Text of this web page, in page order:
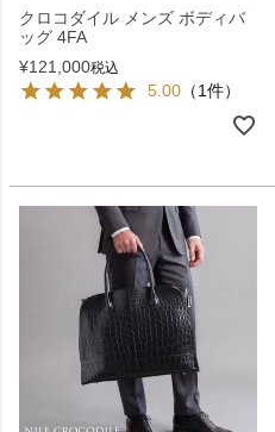
クロコダイル メンズ ボディバ
ッグ 4FA
¥121,000税込
5.00 （1件）